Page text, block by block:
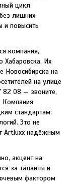
цикл
лишних
и повысить
компания,
Хабаровска. Их
Новосибирска на
на улице
82 08 — звоните,
Компания
стандартам:
Это не
Artluxx надёжным
акцент на
за таланты и
фактором